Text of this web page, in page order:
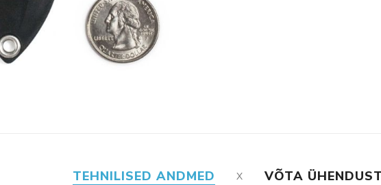
Tulekustutid
TEHNILISED ANDMED VÕTA ÜHENDUST